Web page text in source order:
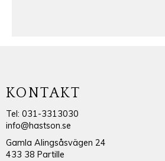
KONTAKT
Tel: 031-3313030
info@hastson.se
Gamla Alingsåsvägen 24
433 38 Partille